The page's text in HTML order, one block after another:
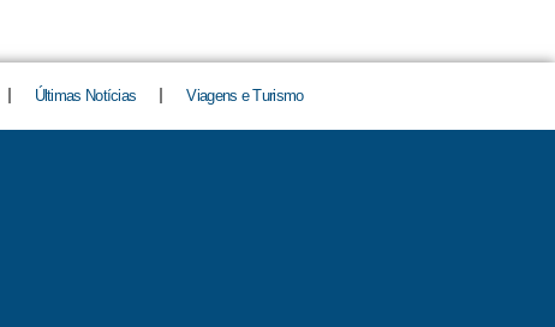
Últimas Notícias Viagens e Turismo